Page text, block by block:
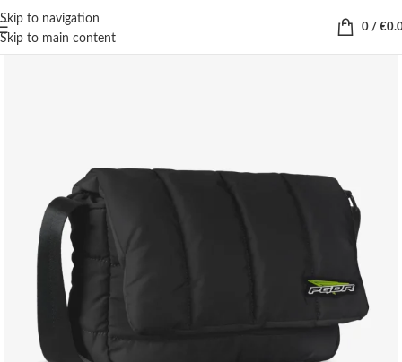
Skip to navigation
Skip to main content
0 / €